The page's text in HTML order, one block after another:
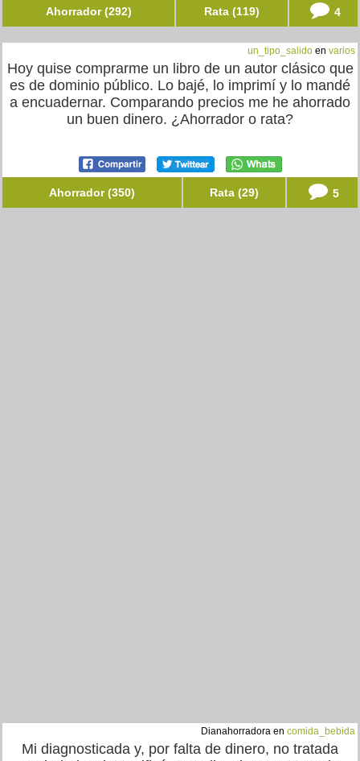
Ahorrador (292) Rata (119) 4
un_tipo_salido en varios
Hoy quise comprarme un libro de un autor clásico que
es de dominio público. Lo bajé, lo imprimí y lo mandé
a encuadernar. Comparando precios me he ahorrado
un buen dinero. ¿Ahorrador o rata?
Ahorrador (350) Rata (29) 5
Dianahorradora en comida_bebida
Mi diagnosticada y, por falta de dinero, no tratada